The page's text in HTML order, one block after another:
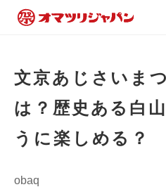
文京あじさいま
は？歴史ある白
うに楽しめる？
obaq